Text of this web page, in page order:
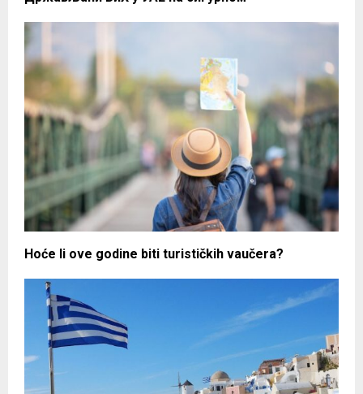
Hoće li ove godine biti turističkih vaučera?